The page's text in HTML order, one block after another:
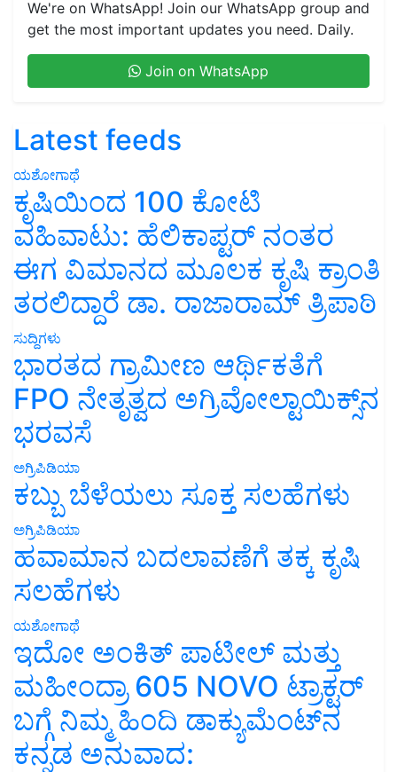
We're on WhatsApp! Join our WhatsApp group and
get the most important updates you need. Daily.
Join on WhatsApp
Latest feeds
ಯಶೋಗಾಥೆ
ಕೃಷಿಯಿಂದ 100 ಕೋಟಿ
ವಹಿವಾಟು: ಹೆಲಿಕಾಪ್ಟರ್ ನಂತರ
ಈಗ ವಿಮಾನದ ಮೂಲಕ ಕೃಷಿ ಕ್ರಾಂತಿ
ತರಲಿದ್ದಾರೆ ಡಾ. ರಾಜಾರಾಮ್ ತ್ರಿಪಾಠಿ
ಸುದ್ದಿಗಳು
ಭಾರತದ ಗ್ರಾಮೀಣ ಆರ್ಥಿಕತೆಗೆ
FPO ನೇತೃತ್ವದ ಅಗ್ರಿವೋಲ್ಟಾಯಿಕ್ಸ್‌ನ
ಭರವಸೆ
ಅಗ್ರಿಪಿಡಿಯಾ
ಕಬ್ಬು ಬೆಳೆಯಲು ಸೂಕ್ತ ಸಲಹೆಗಳು
ಅಗ್ರಿಪಿಡಿಯಾ
ಹವಾಮಾನ ಬದಲಾವಣೆಗೆ ತಕ್ಕ ಕೃಷಿ
ಸಲಹೆಗಳು
ಯಶೋಗಾಥೆ
ಇದೋ ಅಂಕಿತ್ ಪಾಟೀಲ್ ಮತ್ತು
ಮಹೀಂದ್ರಾ 605 NOVO ಟ್ರಾಕ್ಟರ್
ಬಗ್ಗೆ ನಿಮ್ಮ ಹಿಂದಿ ಡಾಕ್ಯುಮೆಂಟ್‌ನ
ಕನ್ನಡ ಅನುವಾದ: